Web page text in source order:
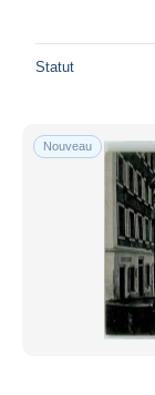
Statut
Nouveau